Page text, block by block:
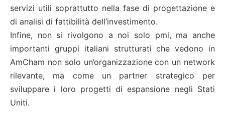
servizi utili soprattutto nella fase di progettazione e
di analisi di fattibilità dell’investimento.
Infine, non si rivolgono a noi solo pmi, ma anche
importanti gruppi italiani strutturati che vedono in
AmCham non solo un’organizzazione con un network
rilevante, ma come un partner strategico per
sviluppare i loro progetti di espansione negli Stati
Uniti.